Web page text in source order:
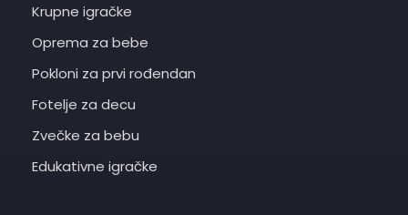
Krupne igračke
Oprema za bebe
Pokloni za prvi rođendan
Fotelje za decu
Zvečke za bebu
Edukativne igračke